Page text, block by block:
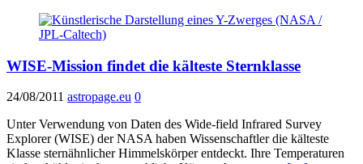
WISE-Mission findet die kälteste Sternklasse
24/08/2011 astropage.eu 0
Unter Verwendung von Daten des Wide-field Infrared Survey
Explorer (WISE) der NASA haben Wissenschaftler die kälteste
Klasse sternähnlicher Himmelskörper entdeckt. Ihre Temperaturen